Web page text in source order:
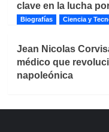
clave en la lucha
Biografías Ciencia y
Jean Nicolas
médico que
napoleónica